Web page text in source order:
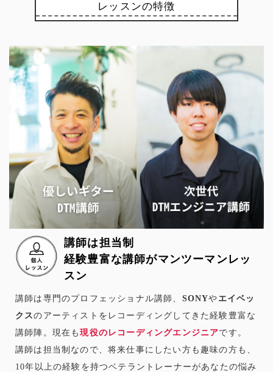
レッスンの特徴
講師は担当制
経験豊富な講師がマンツーマンレッ
スン
講師は専門のプロフェッショナル講師、 SONYや エイベッ
クスのアーティストをレコーディングしてきた経験豊富な
講師陣。現在も現役のレコーディングエンジニアです。
講師は担当制なので、将来仕事にしたい方も趣味の方も、
10年以上の経験を持つベテラントレーナーがあなたの悩み